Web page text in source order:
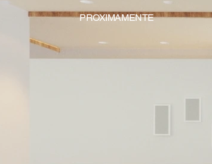
PROXIMAMENTE